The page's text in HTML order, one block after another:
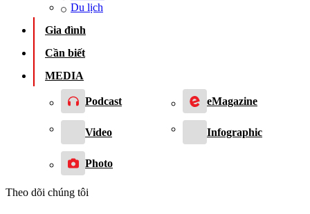
Du lịch
Gia đình
Cần biết
MEDIA
Podcast eMagazine
Video Infographic
Photo
Theo dõi chúng tôi